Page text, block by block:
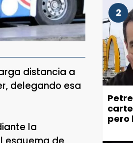
distancia a
delegando esa
la
2
pero